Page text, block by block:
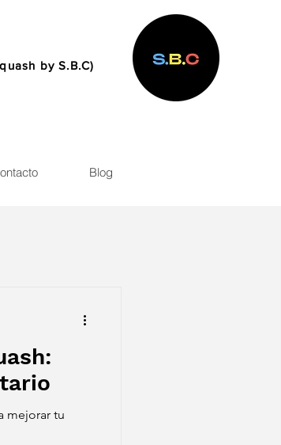
by S.B.C)
Blog
mejorar tu